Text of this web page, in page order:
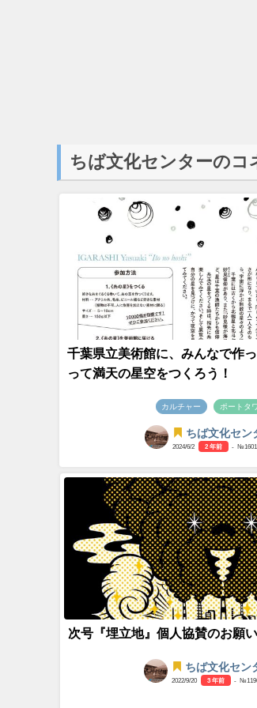
ちば文化センターのコ
千葉県立美術館に、みんなで作
って満天の星空をつくろう！
カルチャー ポートタ
ちば文化セン
2024/6/2 2 年前 -
次号『埋立地』個人協賛のお願い
ちば文化セン
2022/9/20 3 年前 -